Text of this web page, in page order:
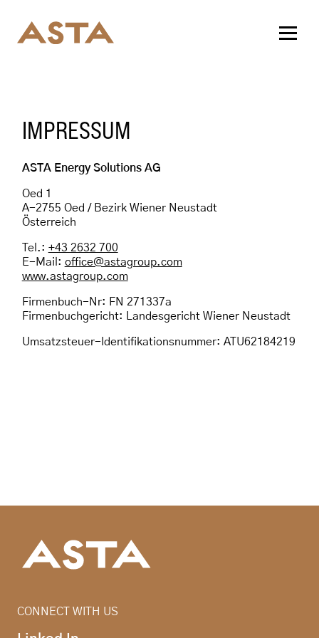
IMPRESSUM
ASTA Energy Solutions AG
Oed 1
A-2755 Oed / Bezirk Wiener Neustadt
Österreich
Tel.: +43 2632 700
E-Mail: office@astagroup.com
www.astagroup.com
Firmenbuch-Nr: FN 271337a
Firmenbuchgericht: Landesgericht Wiener Neustadt
Umsatzsteuer-Identifikationsnummer: ATU62184219
CONNECT WITH US